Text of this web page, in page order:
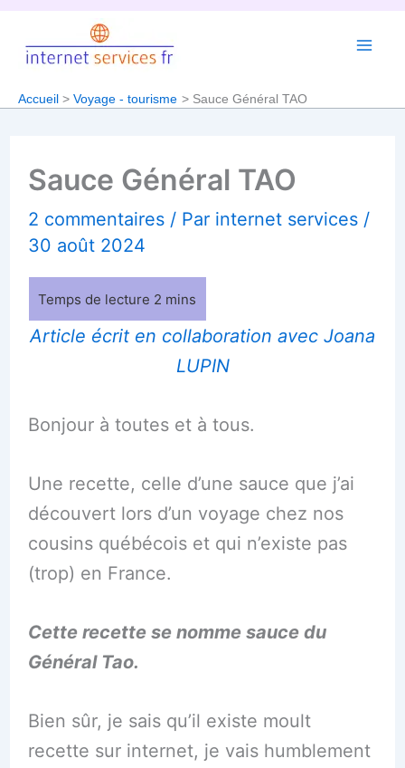
Accueil Voyage - tourisme Sauce Général TAO
Sauce Général TAO
2 commentaires / Par internet services /
30 août 2024
Article écrit en collaboration avec Joana
LUPIN
Bonjour à toutes et à tous.
Une recette, celle d’une sauce que j’ai
découvert lors d’un voyage chez nos
cousins québécois et qui n’existe pas
(trop) en France.
Cette recette se nomme sauce du
Général Tao.
Bien sûr, je sais qu’il existe moult
recette sur internet, je vais humblement